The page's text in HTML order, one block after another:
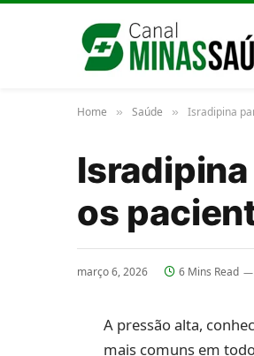
Home » Saúde » Isradipina
os
março 6, 2026 6 Mins Read
A pressão alta,
mais comuns em